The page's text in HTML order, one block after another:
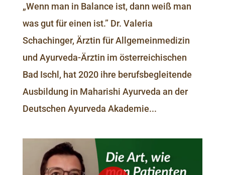
„Wenn man in Balance ist, dann weiß man
was gut für einen ist.” Dr. Valeria
Schachinger, Ärztin für Allgemeinmedizin
und Ayurveda-Ärztin im österreichischen
Bad Ischl, hat 2020 ihre berufsbegleitende
Ausbildung in Maharishi Ayurveda an der
Deutschen Ayurveda Akademie...